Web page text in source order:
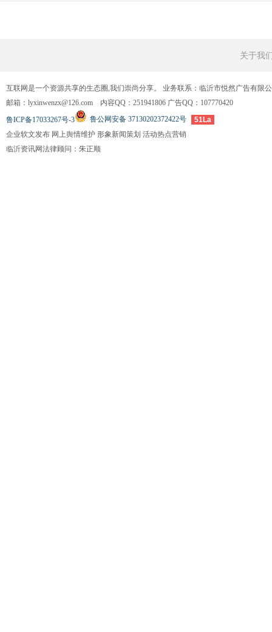
关于我
互联网是一个资源共享的生态圈,我们崇尚分享。 业务联系：临沂市悦然广告有限
邮箱：lyxinwenzx@126.com 内容QQ：251941806 广告QQ：107770420
鲁ICP备17033267号-3
鲁公网安备 37130202372422号
51La
企业软文发布 网上舆情维护 形象新闻策划 活动热点营销
临沂资讯网法律顾问：朱正顺